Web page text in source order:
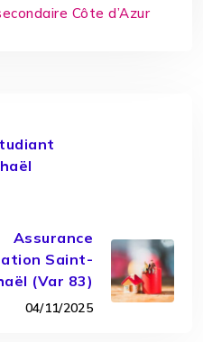
Côte d’Azur
Assurance
Saint-
(Var 83)
04/11/2025